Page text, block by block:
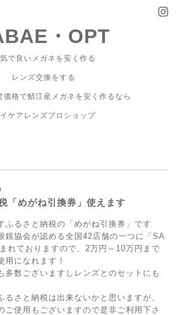
・OPT
で良いメガネを安く作る
レンズ交換をする
価格で鯖江産メガネを安く作るなら
ケアレンズプロショップ
「めがね引換券」使えます
ふるさと納税の「めがね引換券」です
鏡協会が認める全国42店舗の一つに「SA
れておりますので、2万円～10万円まで
用になれます！
多数ございますしレンズとのセットにも
るさと納税は出来ないかと思いますが、
ご使用もございますので是非ご利用下さ